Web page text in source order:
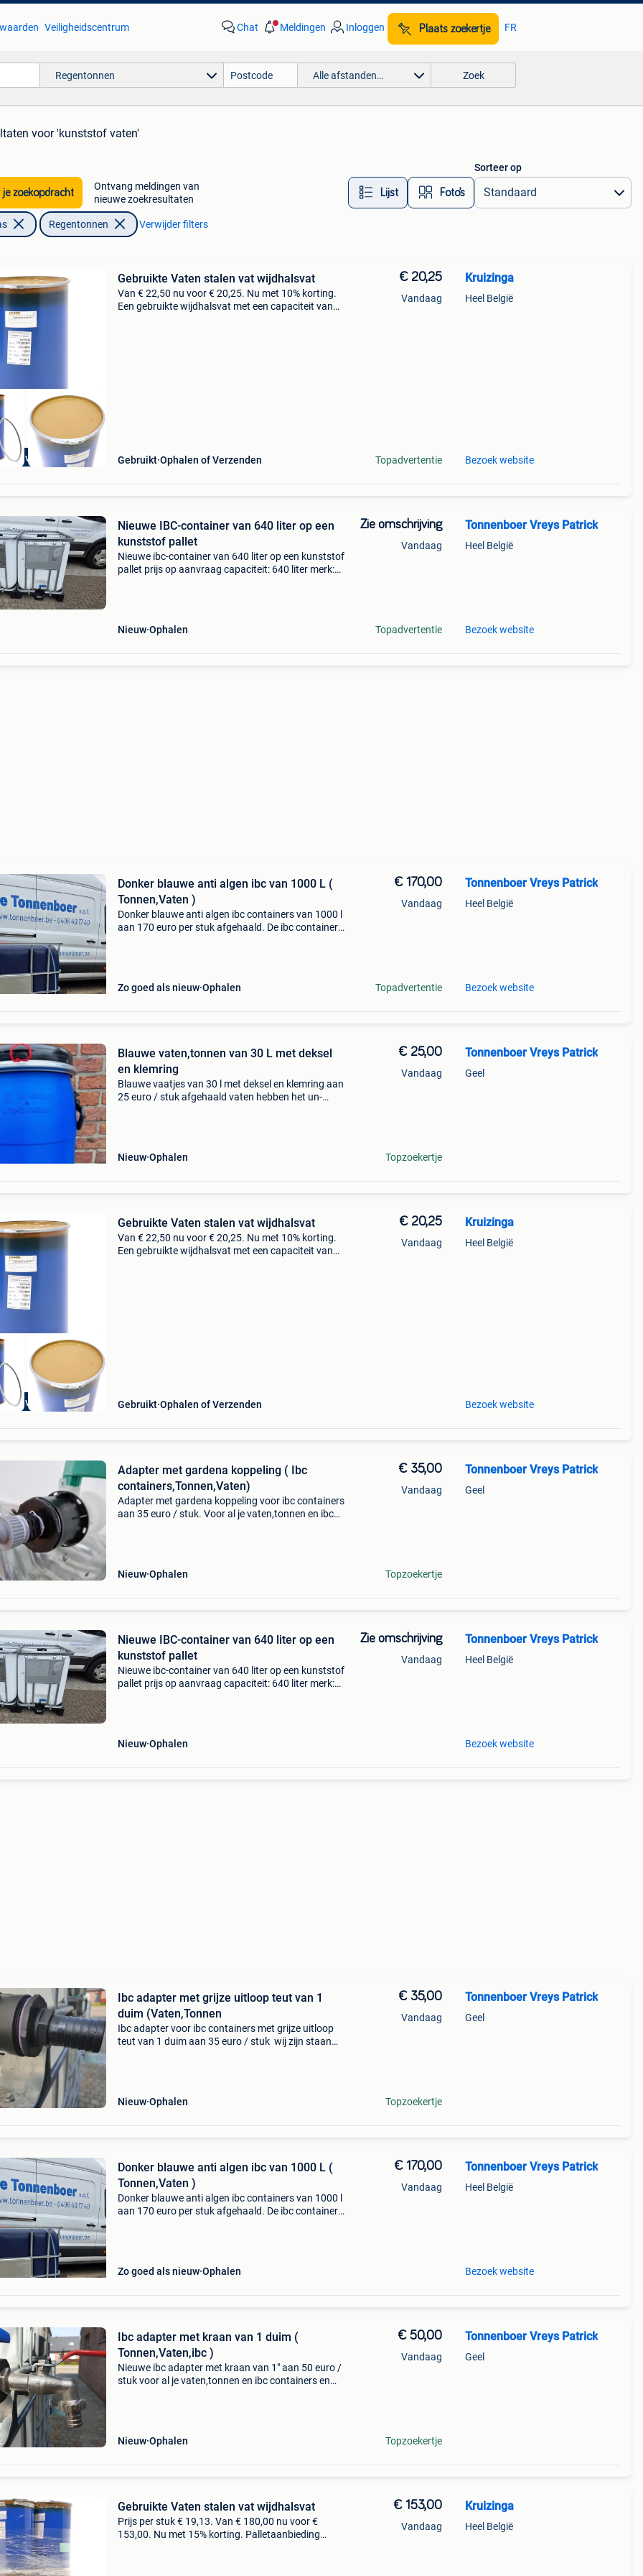
Veiligheidscentrum Chat Meldingen Inloggen Plaats zoekertje FR
Regentonnen Alle afstanden… Zoek
voor 'kunststof vaten'
je zoekopdracht
Ontvang meldingen van
nieuwe zoekresultaten
Lijst Foto’s
Sorteer op
Regentonnen Verwijder filters
voordelig
Gebruikte Vaten stalen vat wijdhalsvat
Van € 22,50 nu voor € 20,25. Nu met 10% korting.
Een gebruikte wijdhalsvat met een capaciteit van
Gebruikt Ophalen of Verzenden
€ 20,25
Vandaag
Topadvertentie
Kruizinga
Heel België
Bezoek website
Nieuwe IBC-container van 640 liter op een
kunststof pallet
Nieuwe ibc-container van 640 liter op een kunststof
pallet prijs op aanvraag capaciteit: 640 liter merk:
Nieuw Ophalen
Zie omschrijving
Vandaag
Topadvertentie
Tonnenboer Vreys Patrick
Heel België
Bezoek website
Donker blauwe anti algen ibc van 1000 L (
Tonnen,Vaten )
Donker blauwe anti algen ibc containers van 1000 l
aan 170 euro per stuk afgehaald. De ibc containers
Zo goed als nieuw Ophalen
€ 170,00
Vandaag
Topadvertentie
Tonnenboer Vreys Patrick
Heel België
Bezoek website
Blauwe vaten,tonnen van 30 L met deksel
en klemring
Blauwe vaatjes van 30 l met deksel en klemring aan
25 euro / stuk afgehaald vaten hebben het un-
Nieuw Ophalen
€ 25,00
Vandaag
Topzoekertje
Tonnenboer Vreys Patrick
Geel
voordelig
Gebruikte Vaten stalen vat wijdhalsvat
Van € 22,50 nu voor € 20,25. Nu met 10% korting.
Een gebruikte wijdhalsvat met een capaciteit van
Gebruikt Ophalen of Verzenden
€ 20,25
Vandaag
Kruizinga
Heel België
Bezoek website
Adapter met gardena koppeling ( Ibc
containers,Tonnen,Vaten)
Adapter met gardena koppeling voor ibc containers
aan 35 euro / stuk. Voor al je vaten,tonnen en ibc
Nieuw Ophalen
€ 35,00
Vandaag
Topzoekertje
Tonnenboer Vreys Patrick
Geel
Nieuwe IBC-container van 640 liter op een
kunststof pallet
Nieuwe ibc-container van 640 liter op een kunststof
pallet prijs op aanvraag capaciteit: 640 liter merk:
Nieuw Ophalen
Zie omschrijving
Vandaag
Tonnenboer Vreys Patrick
Heel België
Bezoek website
Ibc adapter met grijze uitloop teut van 1
duim (Vaten,Tonnen
Ibc adapter voor ibc containers met grijze uitloop
teut van 1 duim aan 35 euro / stuk wij zijn staan
Nieuw Ophalen
€ 35,00
Vandaag
Topzoekertje
Tonnenboer Vreys Patrick
Geel
Donker blauwe anti algen ibc van 1000 L (
Tonnen,Vaten )
Donker blauwe anti algen ibc containers van 1000 l
aan 170 euro per stuk afgehaald. De ibc containers
Zo goed als nieuw Ophalen
€ 170,00
Vandaag
Tonnenboer Vreys Patrick
Heel België
Bezoek website
Ibc adapter met kraan van 1 duim (
Tonnen,Vaten,ibc )
Nieuwe ibc adapter met kraan van 1" aan 50 euro /
stuk voor al je vaten,tonnen en ibc containers en
Nieuw Ophalen
€ 50,00
Vandaag
Topzoekertje
Tonnenboer Vreys Patrick
Geel
Gebruikte Vaten stalen vat wijdhalsvat
Prijs per stuk € 19,13. Van € 180,00 nu voor €
153,00. Nu met 15% korting. Palletaanbieding
€ 153,00
Vandaag
Kruizinga
Heel België